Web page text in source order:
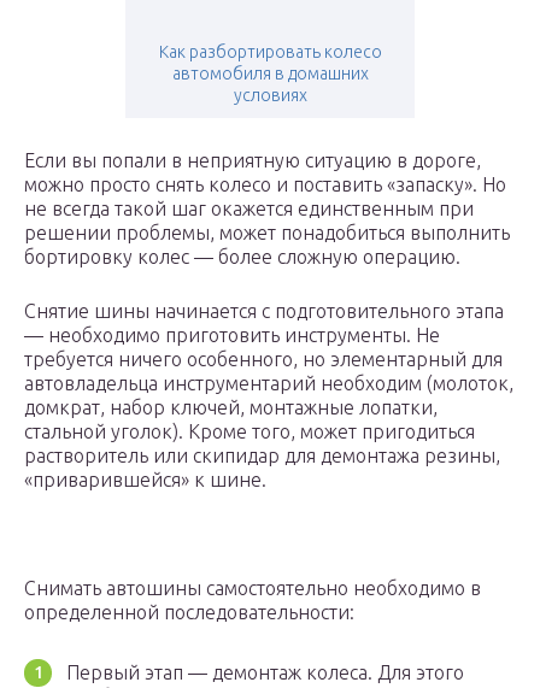
Как разбортировать колесо
автомобиля в домашних
условиях
Если вы попали в неприятную ситуацию в дороге,
можно просто снять колесо и поставить «запаску». Но
не всегда такой шаг окажется единственным при
решении проблемы, может понадобиться выполнить
бортировку колес — более сложную операцию.
Снятие шины начинается с подготовительного этапа
— необходимо приготовить инструменты. Не
требуется ничего особенного, но элементарный для
автовладельца инструментарий необходим (молоток,
домкрат, набор ключей, монтажные лопатки,
стальной уголок). Кроме того, может пригодиться
растворитель или скипидар для демонтажа резины,
«приварившейся» к шине.
Снимать автошины самостоятельно необходимо в
определенной последовательности:
Первый этап — демонтаж колеса. Для этого